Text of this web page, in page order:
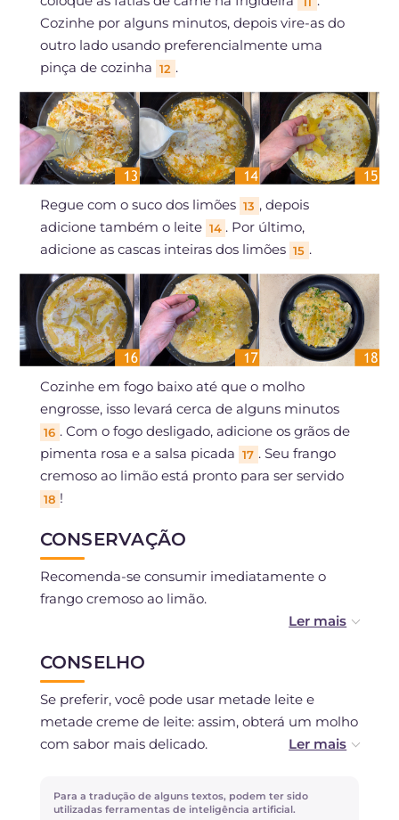
Cozinhe por alguns minutos, depois vire-as do
outro lado usando preferencialmente uma
pinça de cozinha 12 .
Regue com o suco dos limões 13 , depois
adicione também o leite 14 . Por último,
adicione as cascas inteiras dos limões 15 .
Cozinhe em fogo baixo até que o molho
engrosse, isso levará cerca de alguns minutos
16 . Com o fogo desligado, adicione os grãos de
pimenta rosa e a salsa picada 17 . Seu frango
cremoso ao limão está pronto para ser servido
18 !
CONSERVAÇÃO
Recomenda-se consumir imediatamente o
frango cremoso ao limão.
ao aquecê-lo, você pode regá-lo na frigideira
com um pouco mais de leite quente ou água.
CONSELHO
Se preferir, você pode usar metade leite e
metade creme de leite: assim, obterá um molho
com sabor mais delicado.
O leite sem lactose pode ser substituído por
uma bebida vegetal.
Para a tradução de alguns textos, podem ter sido
utilizadas ferramentas de inteligência artificial.